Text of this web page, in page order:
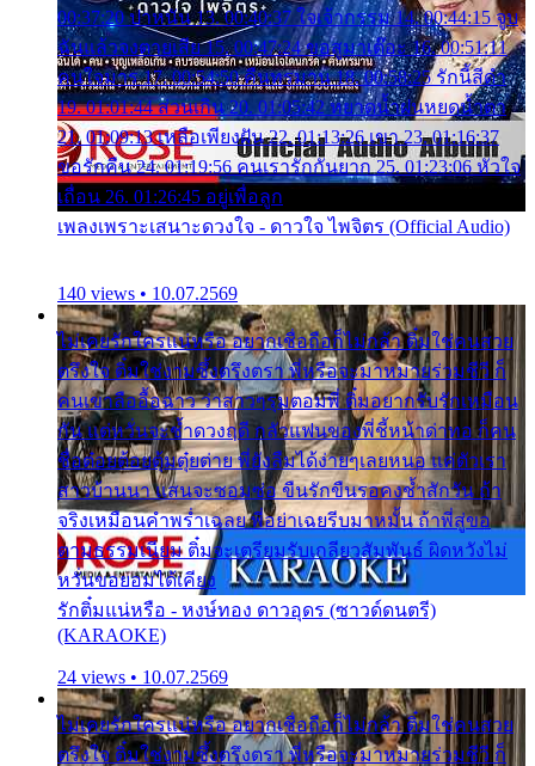
00:37:20 ปาหนัน 13. 00:40:37 ใจเจ้ากรรม 14. 00:44:15 จูบ
ฉันแล้วจงตายเสีย 15. 00:47:24 ขอสูมาเต๊อะ 16. 00:51:11
คนใจมาร 17. 00:54:50 คืนทรมาน 18. 00:58:25 รักนี้สีดำ
19. 01:01:44 ส่วนเกิน 20. 01:05:42 หยาดน้ำฝนหยดน้ำตา
21. 01:09:13 เหลือเพียงฝัน 22. 01:13:26 เขา 23. 01:16:37
ขอรักคืน 24. 01:19:56 คนเรารักกันยาก 25. 01:23:06 หัวใจ
เถื่อน 26. 01:26:45 อยู่เพื่อลูก
เพลงเพราะเสนาะดวงใจ - ดาวใจ ไพจิตร (Official Audio)
140 views • 10.07.2569
ไม่เคยรักใครแน่หรือ อยากเชื่อถือก็ไม่กล้า ติ๋มใช่คนสวย
ตรึงใจ ติ๋มใช่งามซึ้งตรึงตรา พี่หรือจะมาหมายร่วมชีวี ก็
คนเขาลืออื้อฉาว ว่าสาวๆรุมตอมพี่ ติ๋มอยากรับรักเหมือน
กัน แต่หวั่นจะช้ำดวงฤดี กลัวแฟนของพี่ชี้หน้าด่าทอ ก็คน
ชื่อต๋อยต้อยตุ้มตุ๋ยต่าย พี่ยังลืมได้ง่ายๆเลยหนอ แค่ตัวเรา
สาวบ้านนา แสนจะซอมซ่อ ขืนรักขืนรอคงช้ำสักวัน ถ้า
จริงเหมือนคำพร่ำเฉลย พี่อย่าเฉยรีบมาหมั้น ถ้าพี่สู่ขอ
ตามธรรมเนียม ติ๋มจะเตรียมรับเกลียวสัมพันธ์ ผิดหวังไม่
หวั่นขอยอมได้เคียง
รักติ๋มแน่หรือ - หงษ์ทอง ดาวอุดร (ซาวด์ดนตรี)
(KARAOKE)
24 views • 10.07.2569
ไม่เคยรักใครแน่หรือ อยากเชื่อถือก็ไม่กล้า ติ๋มใช่คนสวย
ตรึงใจ ติ๋มใช่งามซึ้งตรึงตรา พี่หรือจะมาหมายร่วมชีวี ก็